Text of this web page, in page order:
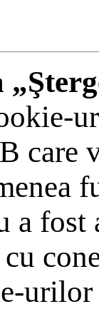
care
a